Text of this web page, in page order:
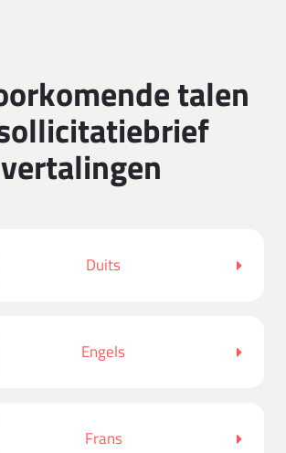
talen
vertalingen
Duits
Engels
Frans